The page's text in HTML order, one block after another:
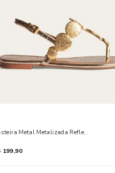
Metal Metalizada Reflexo Dourada
199,90